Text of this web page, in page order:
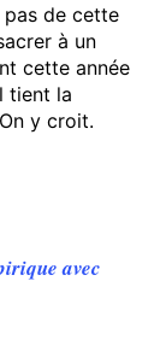
pas de cette
à un
cette année
tient la
y croit.
avec